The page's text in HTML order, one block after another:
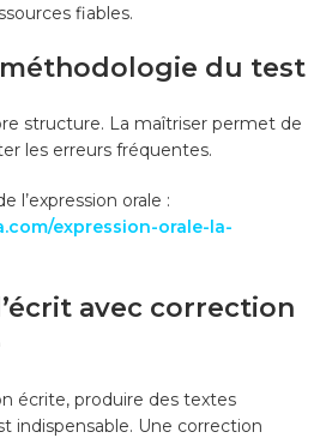
fiables.
du test
structure. La maîtriser permet de
les erreurs fréquentes.
l’expression orale :
expression-orale-la-
avec correction
écrite, produire des textes
indispensable. Une correction